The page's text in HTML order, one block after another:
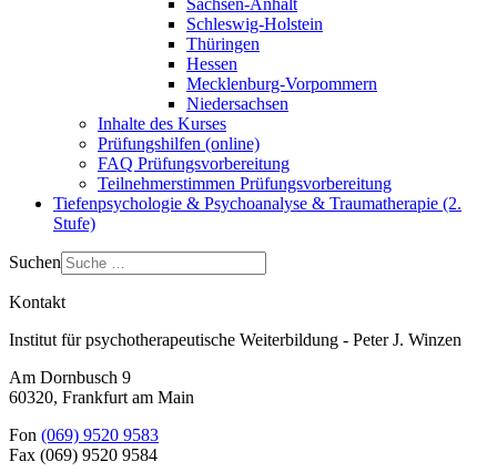
Sachsen-Anhalt
Schleswig-Holstein
Thüringen
Hessen
Mecklenburg-Vorpommern
Niedersachsen
Inhalte des Kurses
Prüfungshilfen (online)
FAQ Prüfungsvorbereitung
Teilnehmerstimmen Prüfungsvorbereitung
Tiefenpsychologie & Psychoanalyse & Traumatherapie (2.
Stufe)
Suchen
Kontakt
Institut für psychotherapeutische Weiterbildung - Peter J. Winzen
Am Dornbusch 9
60320, Frankfurt am Main
Fon (069) 9520 9583
Fax (069) 9520 9584